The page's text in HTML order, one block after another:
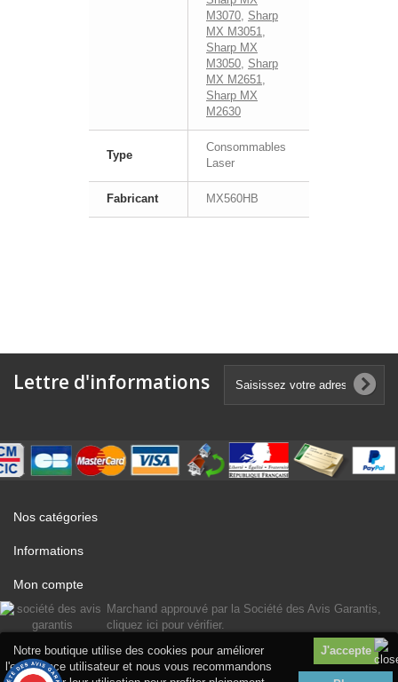
Notre boutique utilise des cookies pour améliorer
l'expérience utilisateur et nous vous recommandons
M3070, Sharp
MX M3051,
Sharp MX
M3050, Sharp
MX M2651,
Sharp MX
M2630
Type
Consommables
Laser
Fabricant MX560HB
Lettre d'informations
Nos catégories
Informations
Mon compte
Marchand approuvé par la Société des Avis Garantis,
cliquez ici pour vérifier.